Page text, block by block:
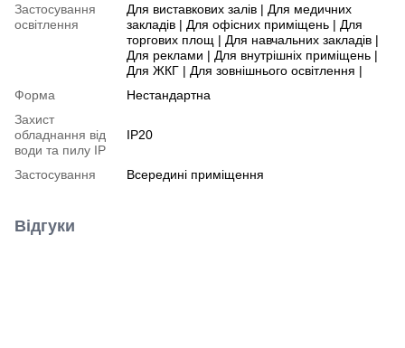
Застосування
освітлення
Для виставкових залів | Для медичних
закладів | Для офісних приміщень | Для
торгових площ | Для навчальних закладів |
Для реклами | Для внутрішніх приміщень |
Для ЖКГ | Для зовнішнього освітлення |
Форма
Нестандартна
Захист
обладнання від
води та пилу IP
IP20
Застосування Всередині приміщення
Відгуки